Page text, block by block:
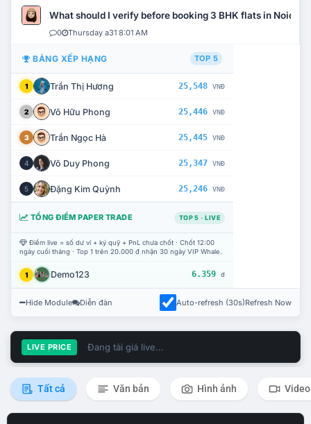
What should I verify before booking 3 BHK flats in Noida?
0 Thursday a31 8:01 AM
BẢNG XẾP HẠNG TOP 5
1 Trần Thị Hương 25,548 VNĐ
2 Võ Hữu Phong 25,446 VNĐ
3 Trần Ngọc Hà 25,445 VNĐ
4 Võ Duy Phong 25,347 VNĐ
5 Đặng Kim Quỳnh 25,246 VNĐ
TỔNG ĐIỂM PAPER TRADE TOP 5 · LIVE
Điểm live = số dư ví + ký quỹ + PnL chưa chốt · Chốt 12:00
ngày cuối tháng · Top 1 trên 20.000 đ nhận 30 ngày VIP Whale.
1 Demo123 6.359 đ
Hide Module Diễn đàn Auto-refresh (30s)Refresh Now
LIVE PRICE Đang tải giá live...
Tất cả Văn bản Hình ảnh Video